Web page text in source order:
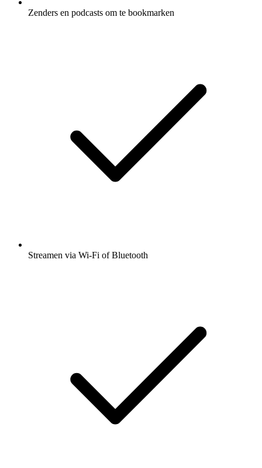
Zenders en podcasts om te bookmarken
Streamen via Wi-Fi of Bluetooth